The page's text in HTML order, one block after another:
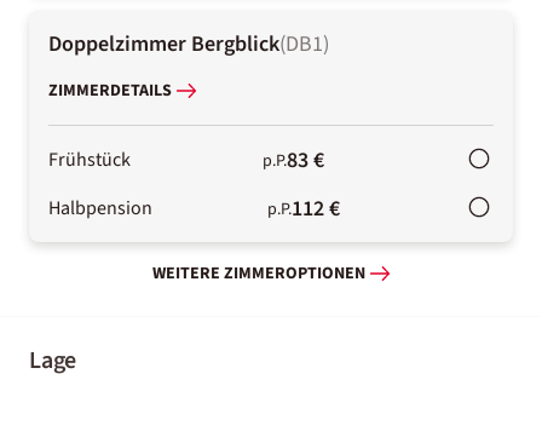
Doppelzimmer Bergblick(DB1)
ZIMMERDETAILS
Frühstück p.P.83 €
Halbpension p.P.112 €
WEITERE ZIMMEROPTIONEN
Lage